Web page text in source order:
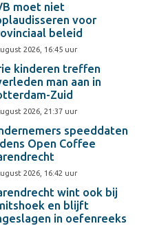
moet niet
voor
beleid
2026, 16:45 uur
kinderen treffen
man aan in
Zuid
2026, 21:37 uur
speeddaten
Open Coffee
2026, 16:42 uur
wint ook bij
en blijft
in oefenreeks